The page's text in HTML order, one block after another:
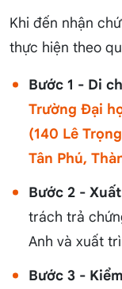
Khi đến nhận
thực hiện theo
Bước 1 - Di
Trường Đại
(140 Lê
Tân Phú,
Bước 2 -
trách trả
Anh và xuất
Bước 3 -